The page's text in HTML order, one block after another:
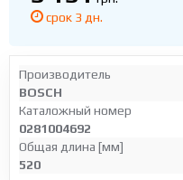
срок 3 дн.
Производитель
BOSCH
Каталожный номер
0281004692
Общая длина [мм]
520